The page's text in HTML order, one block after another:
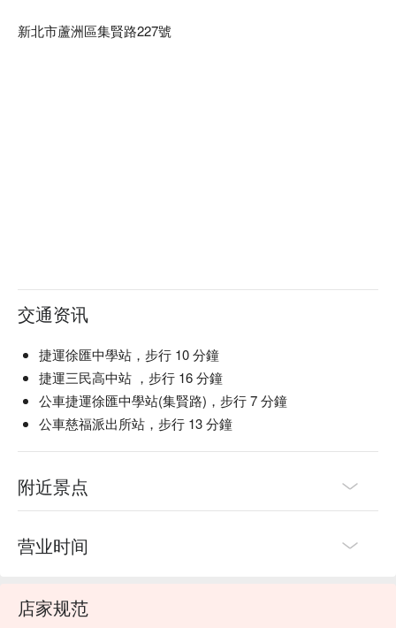
【牛雞雙拼】牛肉雞肉雙重美味，口感豐富
【三牛炙燒饗宴】牛肉多汁，炙燒香氣撲鼻
【雪花牛肉鍋】牛肉細緻，湯頭濃郁溫暖
【和牛雙響鍋】和牛柔嫩，雙重口感豐富
🥤 特色飲品
【決明子麥茶】香醇順滑，帶有溫暖的烘焙香氣
新北市蘆洲區集賢路227號
交通资讯
捷運徐匯中學站，步行 10 分鐘
捷運三民高中站 ，步行 16 分鐘
公車捷運徐匯中學站(集賢路)，步行 7 分鐘
公車慈福派出所站，步行 13 分鐘
附近景点
营业时间
店家规范